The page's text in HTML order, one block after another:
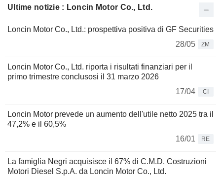
Ultime notizie : Loncin Motor Co., Ltd.
Loncin Motor Co., Ltd.: prospettiva positiva di GF Securities
28/05
ZM
Loncin Motor Co., Ltd. riporta i risultati finanziari per il
primo trimestre conclusosi il 31 marzo 2026
17/04
CI
Loncin Motor prevede un aumento dell'utile netto 2025 tra il
47,2% e il 60,5%
16/01
RE
La famiglia Negri acquisisce il 67% di C.M.D. Costruzioni
Motori Diesel S.p.A. da Loncin Motor Co., Ltd.